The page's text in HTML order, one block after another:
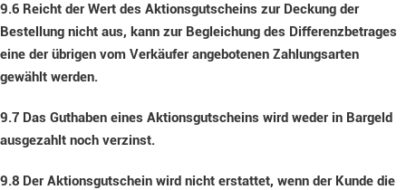
9.6 Reicht der Wert des Aktionsgutscheins zur Deckung der
Bestellung nicht aus, kann zur Begleichung des Differenzbetrages
eine der übrigen vom Verkäufer angebotenen Zahlungsarten
gewählt werden.
9.7 Das Guthaben eines Aktionsgutscheins wird weder in Bargeld
ausgezahlt noch verzinst.
9.8 Der Aktionsgutschein wird nicht erstattet, wenn der Kunde die